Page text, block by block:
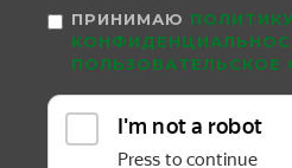
ПРИНИМАЮ ПОЛИТИКУ
ПОЛЬЗОВАТЕЛЬСКОЕ